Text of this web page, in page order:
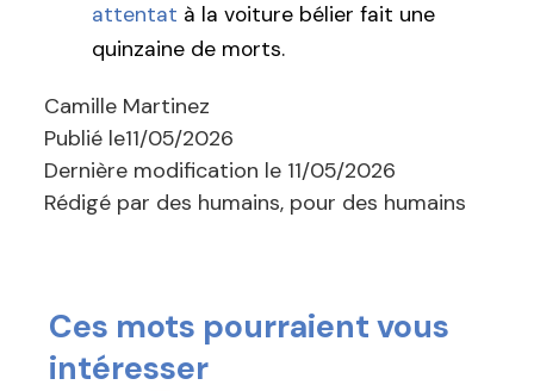
attentat à la voiture bélier fait une
quinzaine de morts.
Camille Martinez
Publié le11/05/2026
Dernière modification le 11/05/2026
Rédigé par des humains, pour des humains
Ces mots pourraient vous
intéresser